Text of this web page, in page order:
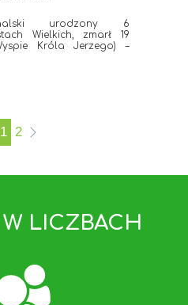
urodzony 6
Wielkich, zmarł 19
Króla Jerzego) –
1 2
LICZBACH